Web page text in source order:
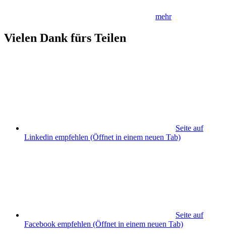
mehr
Vielen Dank fürs Teilen
Seite auf
Linkedin empfehlen (Öffnet in einem neuen Tab)
Seite auf
Facebook empfehlen (Öffnet in einem neuen Tab)